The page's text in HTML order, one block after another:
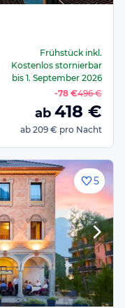
Frühstückinkl.
Kostenlos stornierbar
bis 1. September 2026
-78 €496 €
ab 418 €
ab 209 € pro Nacht
5